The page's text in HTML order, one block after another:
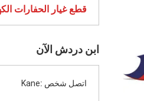
قطع غيار الحفارات
ابن دردش الآن
اتصل شخص :Kane